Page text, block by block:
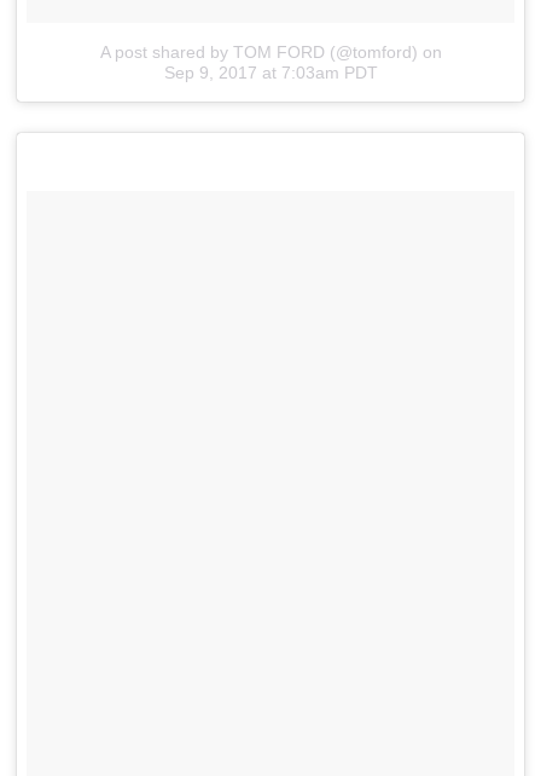
A post shared by TOM FORD (@tomford) on
Sep 9, 2017 at 7:03am PDT